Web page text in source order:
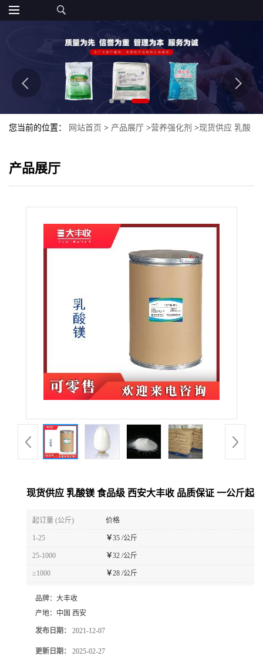
您当前的位置： 网站首页 > 产品展厅 >营养强化剂 >现货供应 乳酸
产品展厅
现货供应 乳酸镁 食品级 西安大丰收 品质保证 一公斤起
起订量 (公斤) 价格
1-25 ￥35 /公斤
25-1000 ￥32 /公斤
≥1000 ￥28 /公斤
品牌： 大丰收
产地： 中国 西安
发布日期： 2021-12-07
更新日期： 2025-02-27